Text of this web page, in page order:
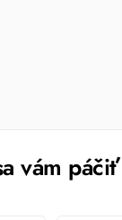
vám páčiť